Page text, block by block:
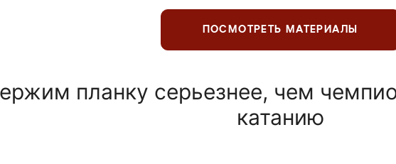
ПОСМОТРЕТЬ МАТЕРИАЛЫ
планку серьезнее, чем
катанию